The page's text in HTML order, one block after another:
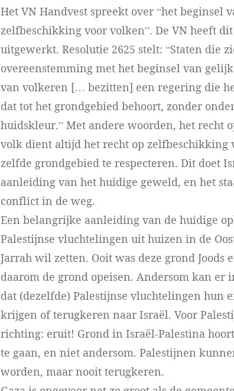
Het VN Handvest spreekt over “het beginsel
zelfbeschikking voor volken”. De VN heeft
uitgewerkt. Resolutie 2625 stelt: “Staten die
overeenstemming met het beginsel van
van volkeren [… bezitten] een regering die
dat tot het grondgebied behoort, zonder
huidskleur.” Met andere woorden, het recht
volk dient altijd het recht op zelfbeschikking
zelfde grondgebied te respecteren. Dit doet
aanleiding van het huidige geweld, en het
conflict in de weg.
Een belangrijke aanleiding van de huidige
Palestijnse vluchtelingen uit huizen in de
Jarrah wil zetten. Ooit was deze grond Joods
daarom de grond opeisen. Andersom kan er
dat (dezelfde) Palestijnse vluchtelingen hun
krijgen of terugkeren naar Israël. Voor
richting: eruit! Grond in Israël-Palestina
te gaan, en niet andersom. Palestijnen
worden, maar nooit terugkeren.